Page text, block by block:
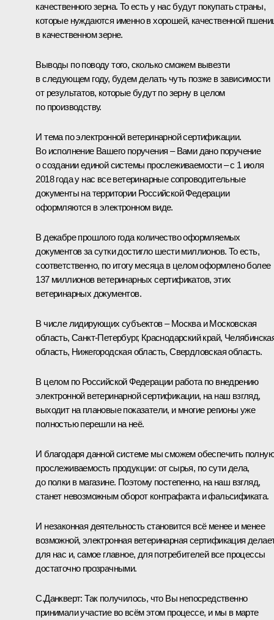
качественного зерна. То есть у нас будут покупать страны,
которые нуждаются именно в хорошей, качественной
в качественном зерне.
Выводы по поводу того, сколько сможем вывезти
в следующем году, будем делать чуть позже в зависимости
от результатов, которые будут по зерну в целом
по производству.
И тема по электронной ветеринарной сертификации.
Во исполнение Вашего поручения – Вами дано поручение
о создании единой системы прослеживаемости – с 1 июля
2018 года у нас все ветеринарные сопроводительные
документы на территории Российской Федерации
оформляются в электронном виде.
В декабре прошлого года количество оформляемых
документов за сутки достигло шести миллионов. То есть,
соответственно, по итогу месяца в целом оформлено более
137 миллионов ветеринарных сертификатов, этих
ветеринарных документов.
В числе лидирующих субъектов – Москва и Московская
область, Санкт-Петербург, Краснодарский край,
область, Нижегородская область, Свердловская область.
В целом по Российской Федерации работа по внедрению
электронной ветеринарной сертификации, на наш взгляд,
выходит на плановые показатели, и многие регионы уже
полностью перешли на неё.
И благодаря данной системе мы сможем обеспечить полную
прослеживаемость продукции: от сырья, по сути дела,
до полки в магазине. Поэтому постепенно, на наш взгляд,
станет невозможным оборот контрафакта и фальсификата.
И незаконная деятельность становится всё менее и менее
возможной, электронная ветеринарная сертификация
для нас и, самое главное, для потребителей все процессы
достаточно прозрачными.
С.Данкверт: Так получилось, что Вы непосредственно
принимали участие во всём этом процессе, и мы в марте